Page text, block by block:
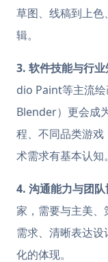
草图、线稿到上
辑。
3. 软件技能与行业
dio Paint等主流
Blender）更会成
程、不同品类游
术需求有基本认知。
4. 沟通能力与团队
家，需要与主美
需求、清晰表达
化的体现。